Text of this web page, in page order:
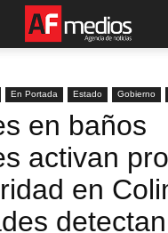
En Portada Estado Gobierno
en baños
activan
en